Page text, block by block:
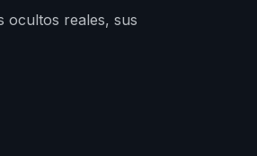
ocultos reales, sus